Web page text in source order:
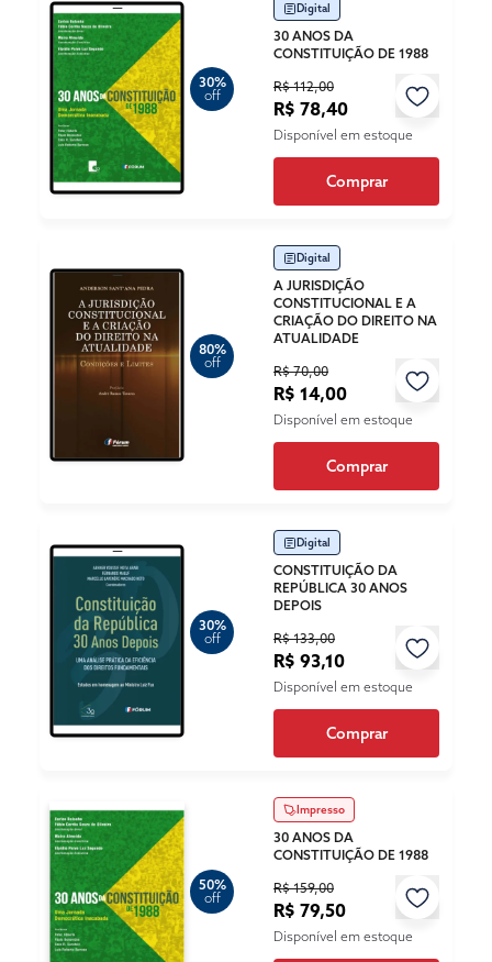
30%
off
Digital
30 ANOS DA
CONSTITUIÇÃO DE 1988
R$ 112,00
R$ 78,40
Disponível em estoque
Comprar
80%
off
Digital
A JURISDIÇÃO
CONSTITUCIONAL E A
CRIAÇÃO DO DIREITO NA
ATUALIDADE
R$ 70,00
R$ 14,00
Disponível em estoque
Comprar
30%
off
Digital
CONSTITUIÇÃO DA
REPÚBLICA 30 ANOS
DEPOIS
R$ 133,00
R$ 93,10
Disponível em estoque
Comprar
50%
off
Impresso
30 ANOS DA
CONSTITUIÇÃO DE 1988
R$ 159,00
R$ 79,50
Disponível em estoque